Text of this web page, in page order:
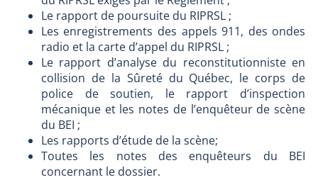
Le rapport de poursuite du RIPRSL ;
Les enregistrements des appels 911, des ondes
radio et la carte d’appel du RIPRSL ;
Le rapport d’analyse du reconstitutionniste en
collision de la Sûreté du Québec, le corps de
police de soutien, le rapport d’inspection
mécanique et les notes de l’enquêteur de scène
du BEI ;
Les rapports d’étude de la scène;
Toutes les notes des enquêteurs du BEI
concernant le dossier.